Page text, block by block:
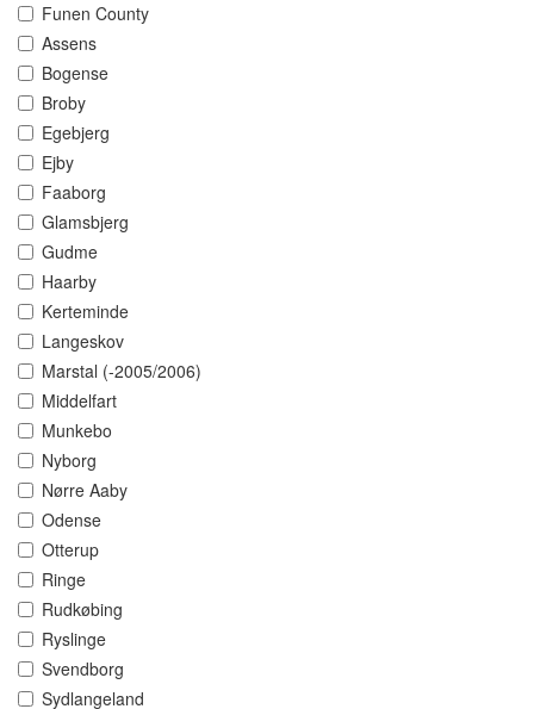
Funen County
Assens
Bogense
Broby
Egebjerg
Ejby
Faaborg
Glamsbjerg
Gudme
Haarby
Kerteminde
Langeskov
Marstal (-2005/2006)
Middelfart
Munkebo
Nyborg
Nørre Aaby
Odense
Otterup
Ringe
Rudkøbing
Ryslinge
Svendborg
Sydlangeland